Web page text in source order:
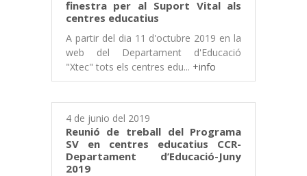
finestra per al Suport Vital als
centres educatius
A partir del dia 11 d'octubre 2019 en la
web del Departament d'Educació
"Xtec" tots els centres edu... +info
4 de junio del 2019
Reunió de treball del Programa
SV en centres educatius CCR-
Departament d’Educació-Juny
2019